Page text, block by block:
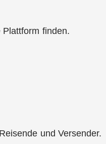
finden.
und Versender.